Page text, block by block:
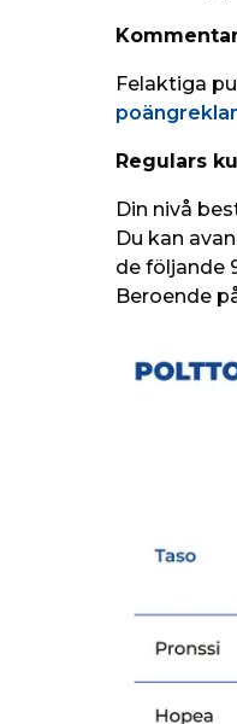
Felaktiga
Regulars
Din nivå
Du kan
de följande
Beroende